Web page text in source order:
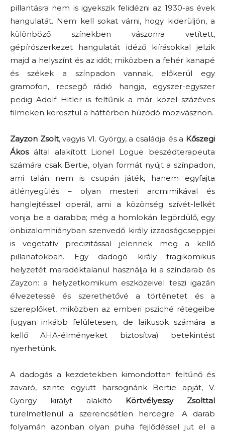
pillantásra nem is igyekszik felidézni az 1930-as évek
hangulatát. Nem kell sokat várni, hogy kiderüljön, a
különböző színekben vászonra vetített,
gépírószerkezet hangulatát idéző kiírásokkal jelzik
majd a helyszínt és az időt; miközben a fehér kanapé
és székek a színpadon vannak, előkerül egy
gramofon, recsegő rádió hangja, egyszer-egyszer
pedig Adolf Hitler is feltűnik a már közel százéves
filmeken keresztül a háttérben húzódó mozivásznon.
Zayzon Zsolt, vagyis VI. György, a családja és a Kőszegi
Ákosáltal alakított Lionel Logue beszédterapeuta
számára csak Bertie, olyan formát nyújt a színpadon,
ami talán nem is csupán játék, hanem egyfajta
átlényegülés – olyan mesteri arcmimikával és
hanglejtéssel operál, ami a közönség szívét-lelkét
vonja be a darabba; még a homlokán legördülő, egy
önbizalomhiányban szenvedő király izzadságcseppjei
is vegetatív precizitással jelennek meg a kellő
pillanatokban. Egy dadogó király tragikomikus
helyzetét maradéktalanul használja ki a színdarab és
Zayzon: a helyzetkomikum eszközeivel teszi igazán
élvezetessé és szerethetővé a történetet és a
szereplőket, miközben az emberi psziché rétegeibe
(ugyan inkább felületesen, de laikusok számára a
kellő AHA-élményeket biztosítva) betekintést
nyerhetünk.
A dadogás a kezdetekben kimondottan feltűnő és
zavaró, szinte együtt harsognánk Bertie apját, V.
György királyt alakító Körtvélyessy Zsolttal
türelmetlenül a szerencsétlen hercegre. A darab
folyamán azonban olyan puha fejlődéssel jut el a